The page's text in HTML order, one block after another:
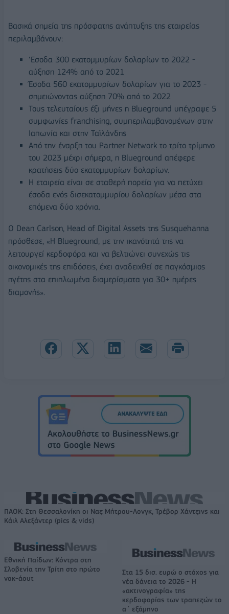
Βασικά σημεία της πρόσφατης ανάπτυξης της εταιρείας
περιλαμβάνουν:
‘Εσοδα 300 εκατομμυρίων δολαρίων το 2022 -
αύξηση 124% από το 2021
Έσοδα 560 εκατομμυρίων δολαρίων για το 2023 -
σημειώνοντας αύξηση 70% από το 2022
Τους τελευταίους έξι μήνες η Blueground υπέγραψε 5
συμφωνίες franchising, συμπεριλαμβανομένων στην
Ιαπωνία και στην Ταϊλάνδης
Από την έναρξη του Partner Network το τρίτο τρίμηνο
του 2023 μέχρι σήμερα, η Blueground απέφερε
κρατήσεις δύο εκατομμυρίων δολαρίων.
Η εταιρεία είναι σε σταθερή πορεία για να πετύχει
έσοδα ενός δισεκατομμυρίου δολαρίων μέσα στα
επόμενα δύο χρόνια.
Ο Dean Carlson, Head of Digital Assets της Susquehanna
πρόσθεσε, «Η Blueground, με την ικανότητά της να
λειτουργεί κερδοφόρα και να βελτιώνει συνεχώς τις
οικονομικές της επιδόσεις, έχει αναδειχθεί σε παγκόσμιος
ηγέτης στα επιπλωμένα διαμερίσματα για 30+ ημέρες
διαμονής».
ΠΑΟΚ: Στη Θεσσαλονίκη οι Ναζ Μήτρου-Λονγκ, Τρέβορ Χάντζινς και
Κάιλ Αλεξάντερ (pics & vids)
Εθνική Παίδων: Κόντρα στη
Σλοβενία την Τρίτη στο πρώτο
νοκ-άουτ
Στα 15 δισ. ευρώ ο στόχος για
νέα δάνεια το 2026 - Η
«ακτινογραφία» της
κερδοφορίας των τραπεζών το
α΄ εξάμηνο